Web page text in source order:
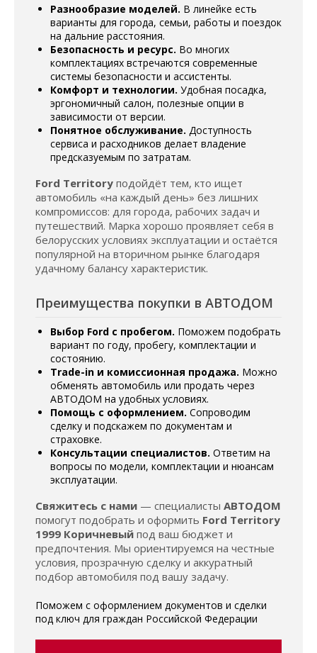
Разнообразие моделей. В линейке есть
варианты для города, семьи, работы и поездок
на дальние расстояния.
Безопасность и ресурс. Во многих
комплектациях встречаются современные
системы безопасности и ассистенты.
Комфорт и технологии. Удобная посадка,
эргономичный салон, полезные опции в
зависимости от версии.
Понятное обслуживание. Доступность
сервиса и расходников делает владение
предсказуемым по затратам.
Ford Territory подойдёт тем, кто ищет
автомобиль «на каждый день» без лишних
компромиссов: для города, рабочих задач и
путешествий. Марка хорошо проявляет себя в
белорусских условиях эксплуатации и остаётся
популярной на вторичном рынке благодаря
удачному балансу характеристик.
Преимущества покупки в АВТОДОМ
Выбор Ford с пробегом. Поможем подобрать
вариант по году, пробегу, комплектации и
состоянию.
Trade-in и комиссионная продажа. Можно
обменять автомобиль или продать через
АВТОДОМ на удобных условиях.
Помощь с оформлением. Сопроводим
сделку и подскажем по документам и
страховке.
Консультации специалистов. Ответим на
вопросы по модели, комплектации и нюансам
эксплуатации.
Свяжитесь с нами — специалисты АВТОДОМ
помогут подобрать и оформить Ford Territory
1999 Коричневый под ваш бюджет и
предпочтения. Мы ориентируемся на честные
условия, прозрачную сделку и аккуратный
подбор автомобиля под вашу задачу.
Поможем с оформлением документов и сделки
под ключ для граждан Российской Федерации